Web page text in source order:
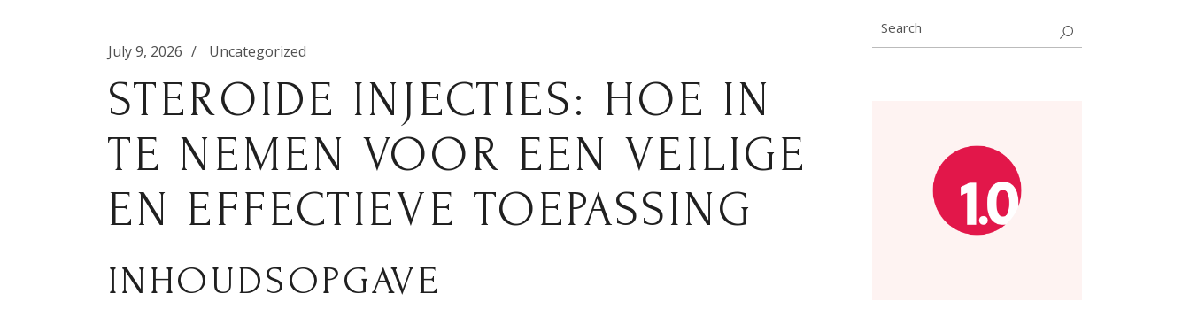
July 9, 2026 Uncategorized
STEROIDE INJECTIES: HOE IN
TE NEMEN VOOR EEN VEILIGE
EN EFFECTIEVE TOEPASSING
INHOUDSOPGAVE
Search
for: